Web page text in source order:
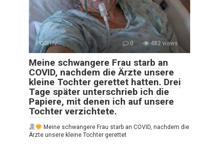
POSITIV 0 482 views
Meine schwangere Frau starb an
COVID, nachdem die Ärzte unsere
kleine Tochter gerettet hatten. Drei
Tage später unterschrieb ich die
Papiere, mit denen ich auf unsere
Tochter verzichtete.
Meine schwangere Frau starb an COVID, nachdem die
Ärzte unsere kleine Tochter gerettet